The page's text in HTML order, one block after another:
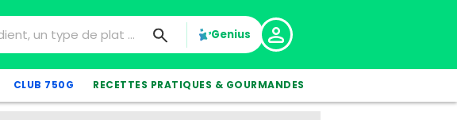
Genius
CLUB 750G RECETTES PRATIQUES & GOURMANDES